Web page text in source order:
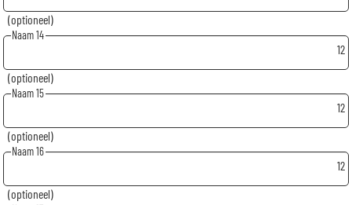
(optioneel)
Naam 14
12
(optioneel)
Naam 15
12
(optioneel)
Naam 16
12
(optioneel)